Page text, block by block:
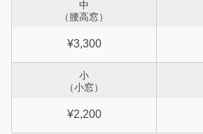
中
（腰高窓）
¥3,300
小
（小窓）
¥2,200